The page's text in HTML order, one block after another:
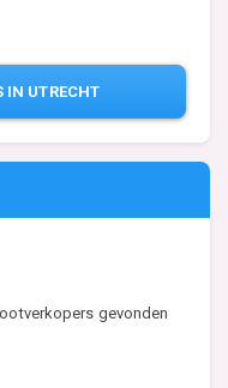
IN UTRECHT
gevonden